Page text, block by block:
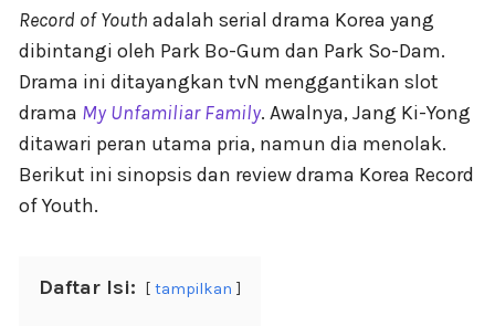
Record of Youth adalah serial drama Korea yang
dibintangi oleh Park Bo-Gum dan Park So-Dam.
Drama ini ditayangkan tvN menggantikan slot
drama My Unfamiliar Family. Awalnya, Jang Ki-Yong
ditawari peran utama pria, namun dia menolak.
Berikut ini sinopsis dan review drama Korea Record
of Youth.
Daftar Isi: tampilkan